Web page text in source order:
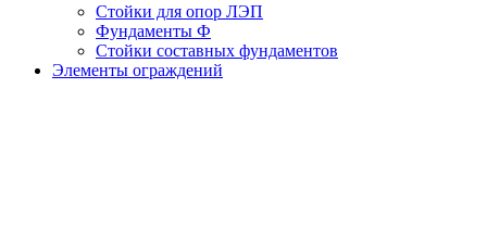
Стойки для опор ЛЭП
Фундаменты Ф
Стойки составных фундаментов
Элементы ограждений